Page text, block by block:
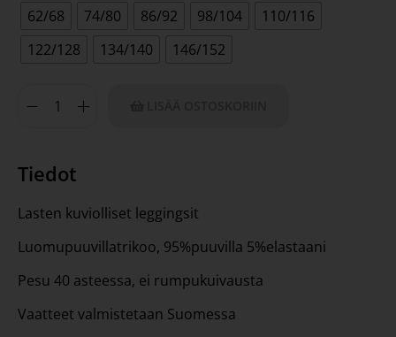
62/68
74/80 86/92 98/104
110/116
122/128
134/140 146/152
Tiedot
Lasten kuviolliset leggingsit
Luomupuuvillatrikoo, 95%puuvilla 5%elastaani
Pesu 40 asteessa, ei rumpukuivausta
Vaatteet valmistetaan Suomessa